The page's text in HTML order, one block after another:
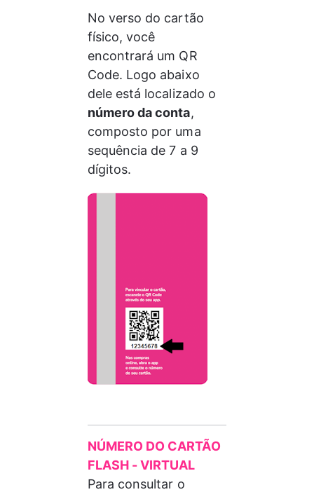
No verso do cartão
físico, você
encontrará um QR
Code. Logo abaixo
dele está localizado o
número da conta,
composto por uma
sequência de 7 a 9
dígitos.
NÚMERO DO CARTÃO
FLASH - VIRTUAL
Para consultar o